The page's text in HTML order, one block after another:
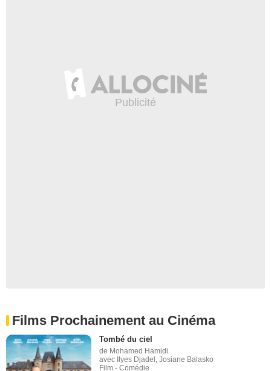
Films Prochainement au Cinéma
Tombé du ciel
de Mohamed Hamidi
avec Ilyes Djadel, Josiane Balasko
Film - Comédie